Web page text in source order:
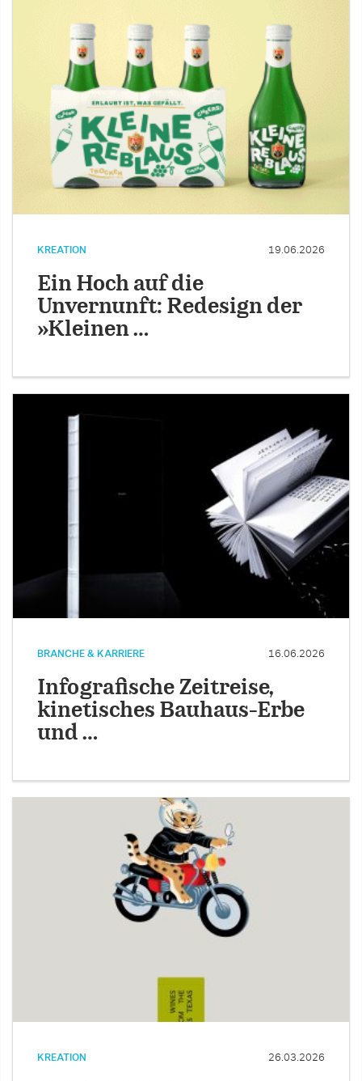
KREATION 19.06.2026
Ein Hoch auf die
Unvernunft: Redesign der
»Kleinen …
BRANCHE & KARRIERE 16.06.2026
Infografische Zeitreise,
kinetisches Bauhaus-Erbe
und …
KREATION 26.03.2026